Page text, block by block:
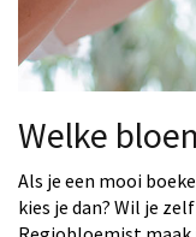
Welke
Als je een mooi
kies je dan? Wil je